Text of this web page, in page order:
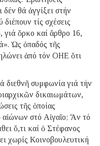
θά ἀγγίξει στήν
τίς σχέσεις
ὅρκο καί ἄρθρο 16,
Ὡς ὀπαδός τῆς
ἀπό τόν ΟΗΕ ὅτι
διεθνῆ συμφωνία γιά τήν
δικαιωμάτων,
τῆς ὁποίας
αἰώνων στό Αἰγαῖο; Ἄν τό
ὅ,τι καί ὁ Στέφανος
χωρίς Κοινοβουλευτική